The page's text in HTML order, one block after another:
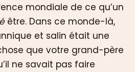
mondiale de ce qu’un
être. Dans ce monde-là,
et salin était une
que votre grand-père
ne savait pas faire